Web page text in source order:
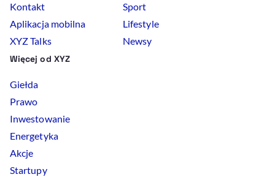
Kontakt
Aplikacja mobilna
XYZ Talks
Sport
Lifestyle
Newsy
Więcej od XYZ
Giełda
Prawo
Inwestowanie
Energetyka
Akcje
Startupy